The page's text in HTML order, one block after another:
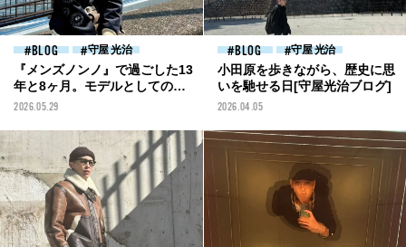
BLOG 守屋 光治
『メンズノンノ』で過ごした13
年と8ヶ月。モデルとしての仕
事の始まり[守屋光治ブログ]
2026.05.29
BLOG 守屋 光治
小田原を歩きながら、歴史に思
いを馳せる日[守屋光治ブログ]
2026.04.05